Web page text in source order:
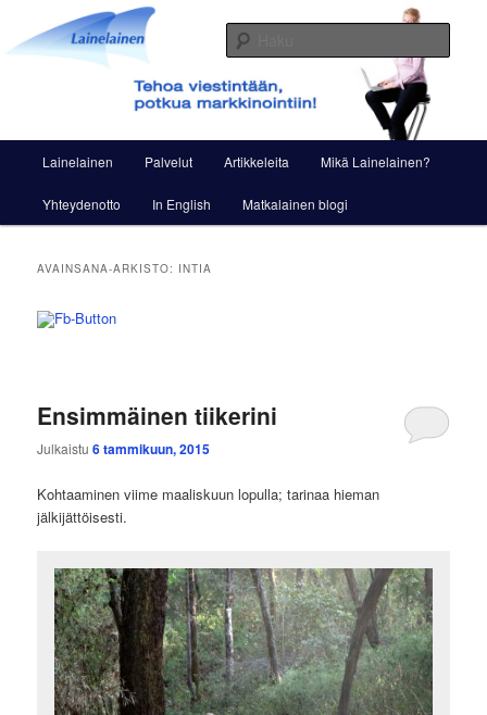
sisältöön
toissijaiseen
sisältöön
Lainelainen
Viestintää ja markkinointia
Lainelainen Palvelut Artikkeleita Mikä Lainelainen?
Yhteydenotto In English Matkalainen blogi
AVAINSANA-ARKISTO: INTIA
Ensimmäinen tiikerini
Julkaistu6 tammikuun, 2015
Kohtaaminen viime maaliskuun lopulla; tarinaa hieman
jälkijättöisesti.